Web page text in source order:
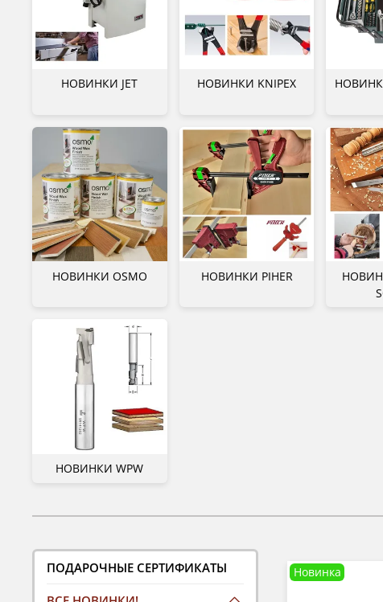
НОВИНКИ JET НОВИНКИ KNIPEX
НОВИНКИ OSMO НОВИНКИ PIHER
НОВИНКИ WPW
Новинка
ПОДАРОЧНЫЕ СЕРТИФИКАТЫ